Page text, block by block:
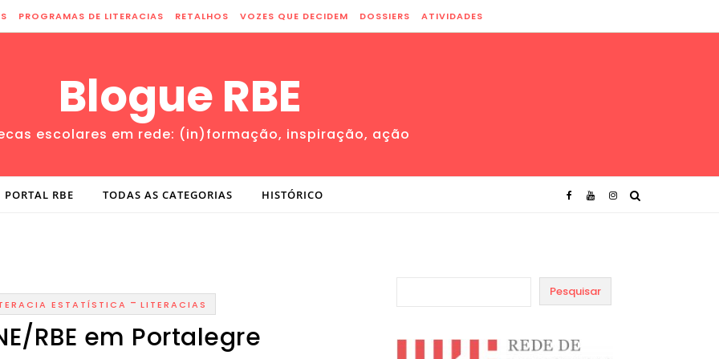
PROGRAMAS DE LITERACIAS RETALHOS VOZES QUE DECIDEM DOSSIERS ATIVIDADES
Blogue RBE
escolares em rede: (in)formação, inspiração, ação
PORTAL RBE TODAS AS CATEGORIAS HISTÓRICO
ESTATÍSTICA - LITERACIAS
RBE em Portalegre
Pesquisar